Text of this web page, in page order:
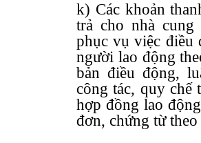
k) Các khoản
trả cho nhà
phục vụ việc điều
người lao động
bản điều động,
công tác, quy chế
hợp đồng lao
đơn, chứng từ